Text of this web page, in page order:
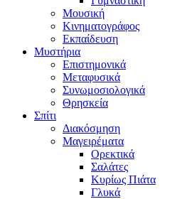
Μουσική
Κινηματογράφος
Εκπαίδευση
Μυστήρια
Επιστημονικά
Μεταφυσικά
Συνωμοσιολογικά
Θρησκεία
Σπίτι
Διακόσμηση
Μαγειρέματα
Ορεκτικά
Σαλάτες
Κυρίως Πιάτα
Γλυκά